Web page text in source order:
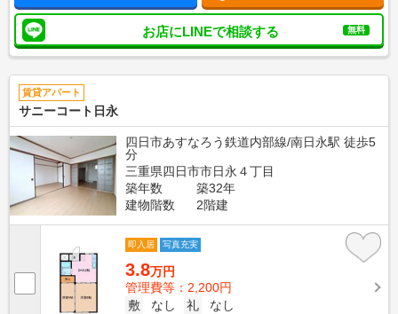
お店にLINEで相談する 無料
賃貸アパート
サニーコート日永
四日市あすなろう鉄道内部線/南日永駅 徒歩5
分
三重県四日市市日永４丁目
築年数
築32年
建物階数
2階建
即入居 写真充実
3.8万円
管理費等：2,200円
敷
なし 礼
なし